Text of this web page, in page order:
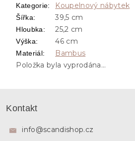
Kategorie: Koupelnový nábytek
Šířka: 39,5 cm
Hloubka: 25,2 cm
Výška: 46 cm
Materiál:
Bambus
Položka byla vyprodána…
Kontakt
info@scandishop.cz